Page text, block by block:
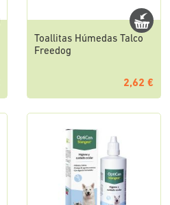
Toallitas Húmedas Talco
Freedog
2,62 €